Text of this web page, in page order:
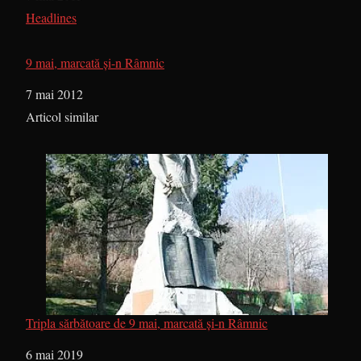
În legătură cu
Headlines
9 mai, marcată şi-n Râmnic
Dată
7 mai 2012
În legătură cu
Articol similar
Tripla sărbătoare de 9 mai, marcată și-n Râmnic
Dată
6 mai 2019